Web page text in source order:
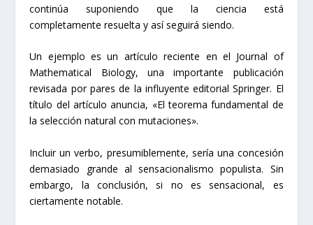
continúa suponiendo que la ciencia está
completamente resuelta y así seguirá siendo.
Un ejemplo es un artículo reciente en el Journal of
Mathematical Biology, una importante publicación
revisada por pares de la influyente editorial Springer. El
título del artículo anuncia, «El teorema fundamental de
la selección natural con mutaciones».
Incluir un verbo, presumiblemente, sería una concesión
demasiado grande al sensacionalismo populista. Sin
embargo, la conclusión, si no es sensacional, es
ciertamente notable.